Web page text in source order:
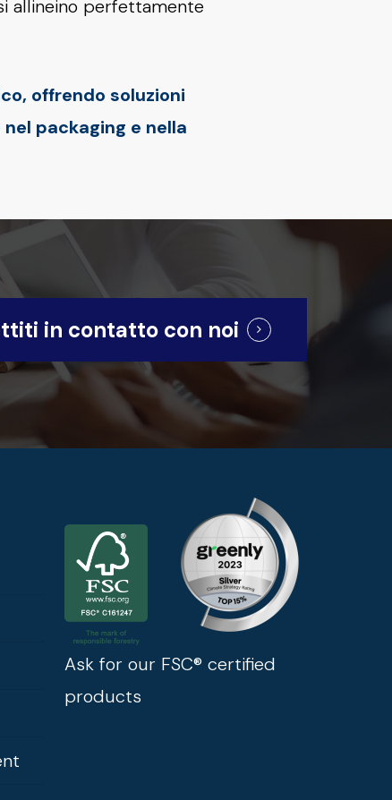
allineino perfettamente
offrendo soluzioni
packaging e nella
in contatto con noi
Ask for our FSC® certified
products